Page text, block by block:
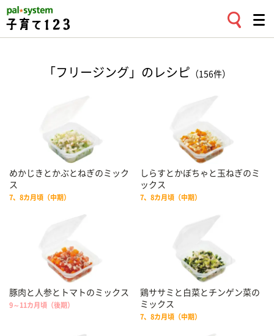
「フリージング」のレシピ （156件）
めかじきとかぶとねぎのミック
ス
7、8カ月頃（中期）
しらすとかぼちゃと玉ねぎのミ
ックス
7、8カ月頃（中期）
豚肉と人参とトマトのミックス
9～11カ月頃（後期）
鶏ササミと白菜とチンゲン菜の
ミックス
7、8カ月頃（中期）